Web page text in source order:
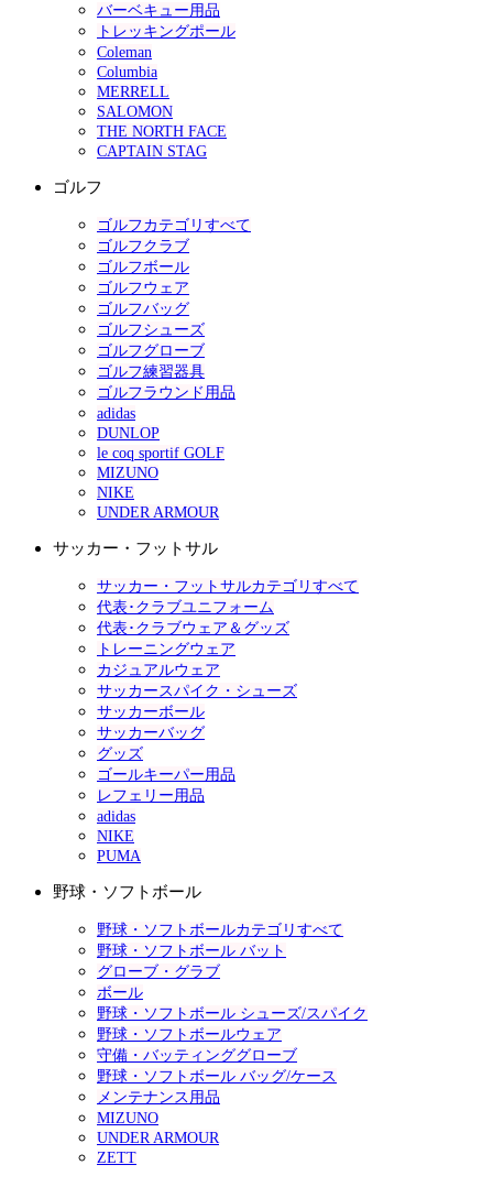
バーベキュー用品
トレッキングポール
Coleman
Columbia
MERRELL
SALOMON
THE NORTH FACE
CAPTAIN STAG
ゴルフ
ゴルフカテゴリすべて
ゴルフクラブ
ゴルフボール
ゴルフウェア
ゴルフバッグ
ゴルフシューズ
ゴルフグローブ
ゴルフ練習器具
ゴルフラウンド用品
adidas
DUNLOP
le coq sportif GOLF
MIZUNO
NIKE
UNDER ARMOUR
サッカー・フットサル
サッカー・フットサルカテゴリすべて
代表･クラブユニフォーム
代表･クラブウェア＆グッズ
トレーニングウェア
カジュアルウェア
サッカースパイク・シューズ
サッカーボール
サッカーバッグ
グッズ
ゴールキーパー用品
レフェリー用品
adidas
NIKE
PUMA
野球・ソフトボール
野球・ソフトボールカテゴリすべて
野球・ソフトボール バット
グローブ・グラブ
ボール
野球・ソフトボール シューズ/スパイク
野球・ソフトボールウェア
守備・バッティンググローブ
野球・ソフトボール バッグ/ケース
メンテナンス用品
MIZUNO
UNDER ARMOUR
ZETT